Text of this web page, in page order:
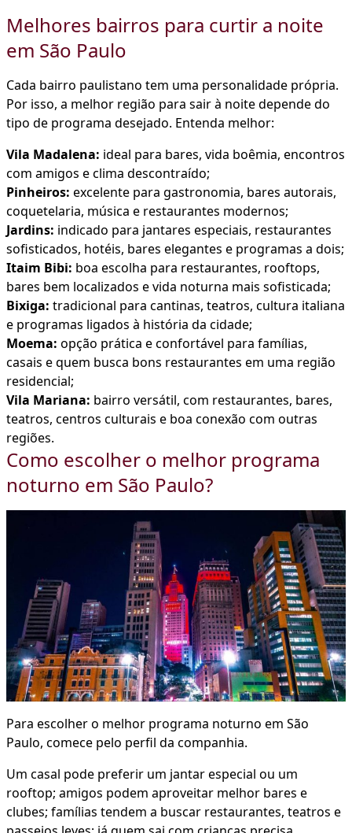
Melhores bairros para curtir a noite
em São Paulo
Cada bairro paulistano tem uma personalidade própria.
Por isso, a melhor região para sair à noite depende do
tipo de programa desejado. Entenda melhor:
Vila Madalena: ideal para bares, vida boêmia, encontros
com amigos e clima descontraído;
Pinheiros: excelente para gastronomia, bares autorais,
coquetelaria, música e restaurantes modernos;
Jardins: indicado para jantares especiais, restaurantes
sofisticados, hotéis, bares elegantes e programas a dois;
Itaim Bibi: boa escolha para restaurantes, rooftops,
bares bem localizados e vida noturna mais sofisticada;
Bixiga: tradicional para cantinas, teatros, cultura italiana
e programas ligados à história da cidade;
Moema: opção prática e confortável para famílias,
casais e quem busca bons restaurantes em uma região
residencial;
Vila Mariana: bairro versátil, com restaurantes, bares,
teatros, centros culturais e boa conexão com outras
regiões.
Como escolher o melhor programa
noturno em São Paulo?
Para escolher o melhor programa noturno em São
Paulo, comece pelo perfil da companhia.
Um casal pode preferir um jantar especial ou um
rooftop; amigos podem aproveitar melhor bares e
clubes; famílias tendem a buscar restaurantes, teatros e